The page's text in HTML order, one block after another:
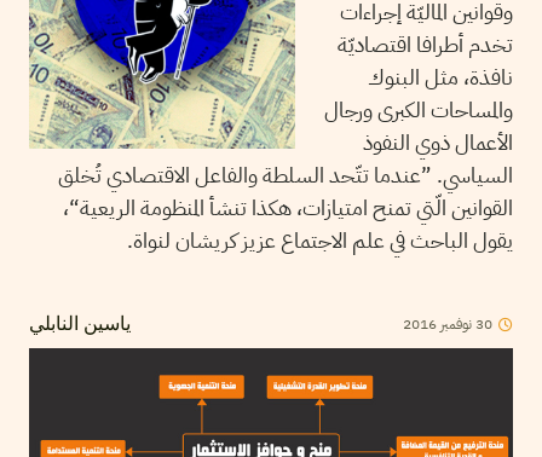
وقوانين الماليّة إجراءات
تخدم أطرافا اقتصاديّة
نافذة، مثل البنوك
والمساحات الكبرى ورجال
الأعمال ذوي النفوذ
السياسي. ”عندما تتّحد السلطة والفاعل الاقتصادي تُخلق
القوانين الّتي تمنح امتيازات، هكذا تنشأ المنظومة الريعية“،
يقول الباحث في علم الاجتماع عزيز كريشان لنواة.
ياسين النابلي 30 نوفمبر 2016